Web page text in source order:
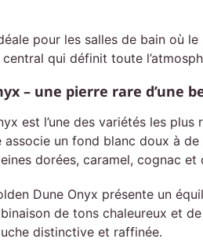
pour les salles de bain où
central qui définit toute
– une pierre rare d’une
est l’une des variétés les
associe un fond blanc doux à
dorées, caramel, cognac
Dune Onyx présente un
de tons chaleureux et
distinctive et raffinée.